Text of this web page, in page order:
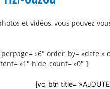
et vidéos, vous pouvez
»6″ order_by= »date »
»1″ hide_count= »0″ ]
[vc_btn title=